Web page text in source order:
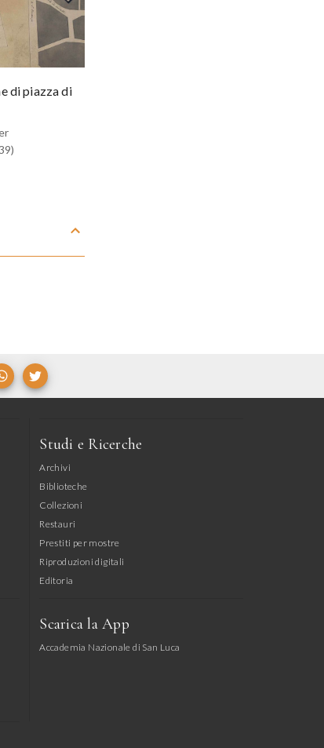
di piazza di
Studi e Ricerche
Archivi
Biblioteche
Collezioni
Restauri
Prestiti per mostre
Riproduzioni digitali
Editoria
Scarica la App
Accademia Nazionale di San Luca